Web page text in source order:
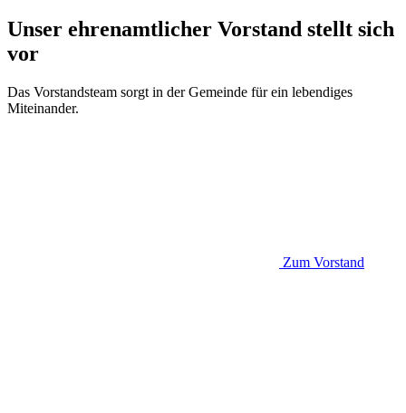
Unser ehrenamtlicher Vorstand stellt sich
vor
Das Vorstandsteam sorgt in der Gemeinde für ein lebendiges
Miteinander.
Zum Vorstand